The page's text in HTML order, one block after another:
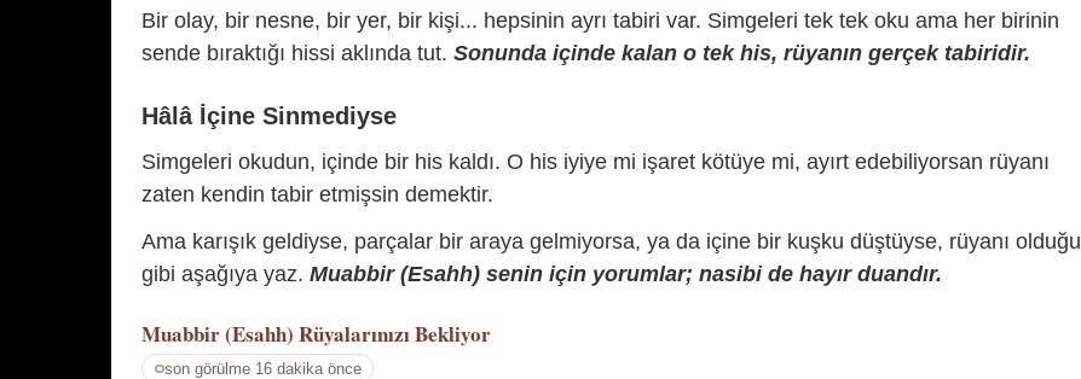
Bir olay, bir nesne, bir yer, bir kişi... hepsinin ayrı tabiri var. Simgeleri tek tek oku ama her birinin
sende bıraktığı hissi aklında tut. Sonunda içinde kalan o tek his, rüyanın gerçek tabiridir.
Hâlâ İçine Sinmediyse
Simgeleri okudun, içinde bir his kaldı. O his iyiye mi işaret kötüye mi, ayırt edebiliyorsan rüyanı
zaten kendin tabir etmişsin demektir.
Ama karışık geldiyse, parçalar bir araya gelmiyorsa, ya da içine bir kuşku düştüyse, rüyanı olduğu
gibi aşağıya yaz. Muabbir (Esahh) senin için yorumlar; nasibi de hayır duandır.
Muabbir (Esahh) Rüyalarınızı Bekliyor
son görülme 16 dakika önce